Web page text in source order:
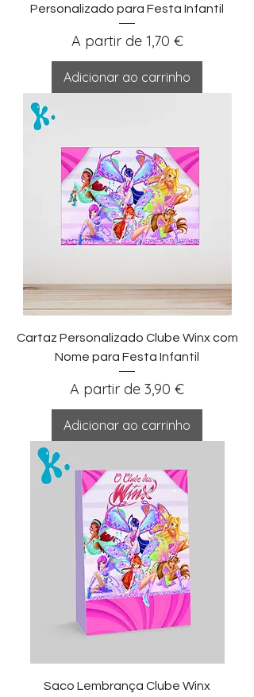
Personalizado para Festa Infantil
A partir de 1,70 €
Preço promocional
Adicionar ao carrinho
Cartaz Personalizado Clube Winx com
Nome para Festa Infantil
A partir de 3,90 €
Preço promocional
Adicionar ao carrinho
Saco Lembrança Clube Winx